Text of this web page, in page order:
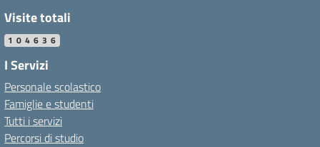
Visite totali
104636
I Servizi
Personale scolastico
Famiglie e studenti
Tutti i servizi
Percorsi di studio